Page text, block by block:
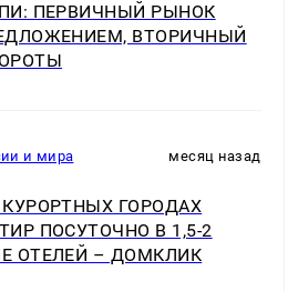
ПЕРВИЧНЫЙ РЫНОК
ВТОРИЧНЫЙ
и мира месяц назад
ГОРОДАХ
ПОСУТОЧНО В 1,5-2
ОТЕЛЕЙ – ДОМКЛИК